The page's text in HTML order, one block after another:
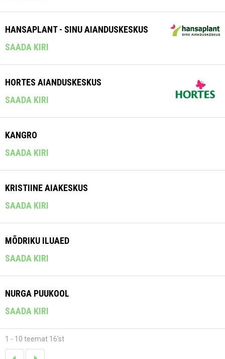
HANSAPLANT - SINU AIANDUSKESKUS
SAADA KIRI
HORTES AIANDUSKESKUS
SAADA KIRI
KANGRO
SAADA KIRI
KRISTIINE AIAKESKUS
SAADA KIRI
MÕDRIKU ILUAED
SAADA KIRI
NURGA PUUKOOL
SAADA KIRI
1 - 10 teemat 16'st